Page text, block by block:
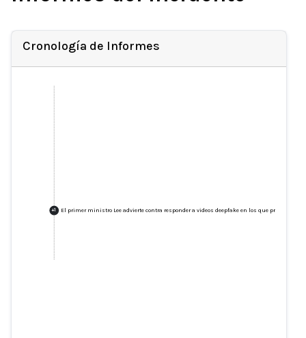
Cronología de Informes
+1 El primer ministro Lee advierte contra responder a videos deepfake en los que promociona